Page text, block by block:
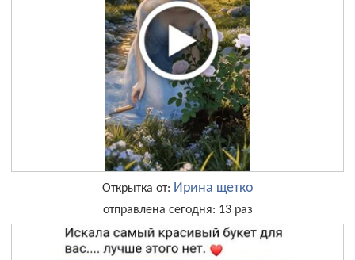
Открытка от: Ирина щетко
отправлена сегодня: 13 раз